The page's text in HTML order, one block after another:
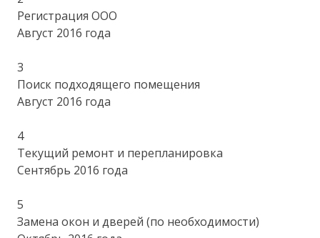
Регистрация ООО
Август 2016 года
3
Поиск подходящего помещения
Август 2016 года
4
Текущий ремонт и перепланировка
Сентябрь 2016 года
5
Замена окон и дверей (по необходимости)